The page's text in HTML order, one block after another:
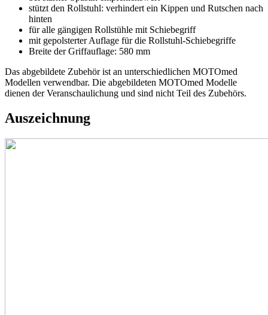
stützt den Rollstuhl: verhindert ein Kippen und Rutschen nach
hinten
für alle gängigen Rollstühle mit Schiebegriff
mit gepolsterter Auflage für die Rollstuhl-Schiebegriffe
Breite der Griffauflage: 580 mm
Das abgebildete Zubehör ist an unterschiedlichen MOTOmed
Modellen verwendbar. Die abgebildeten MOTOmed Modelle
dienen der Veranschaulichung und sind nicht Teil des Zubehörs.
Auszeichnung